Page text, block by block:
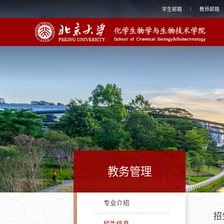
学生邮箱 教师邮箱
教务管理
专业介绍
招